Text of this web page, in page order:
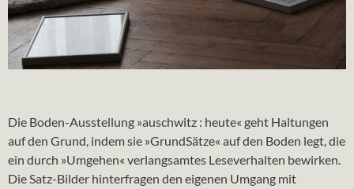
Die Boden-Ausstellung »auschwitz : heute« geht Haltungen
auf den Grund, indem sie »GrundSätze« auf den Boden legt, die
ein durch »Umgehen« verlangsamtes Leseverhalten bewirken.
Die Satz-Bilder hinterfragen den eigenen Umgang mit